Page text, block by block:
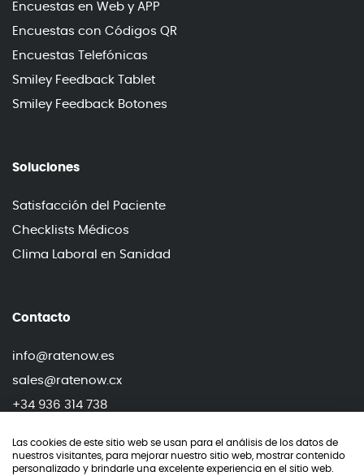
Encuestas en Web y APP
Encuestas con Códigos QR
Encuestas Telefónicas
Smiley Feedback Tablet
Smiley Feedback Botones
Soluciones
Satisfacción del Paciente
Checklists Médicos
Clima Laboral en Sanidad
Contacto
info@ratenow.es
sales@ratenow.cx
+34 936 314 738
Las cookies de este sitio web se usan para el análisis de los datos de
nuestros visitantes, para mejorar nuestro sitio web, mostrar contenido
personalizado y brindarle una excelente experiencia en el sitio web.